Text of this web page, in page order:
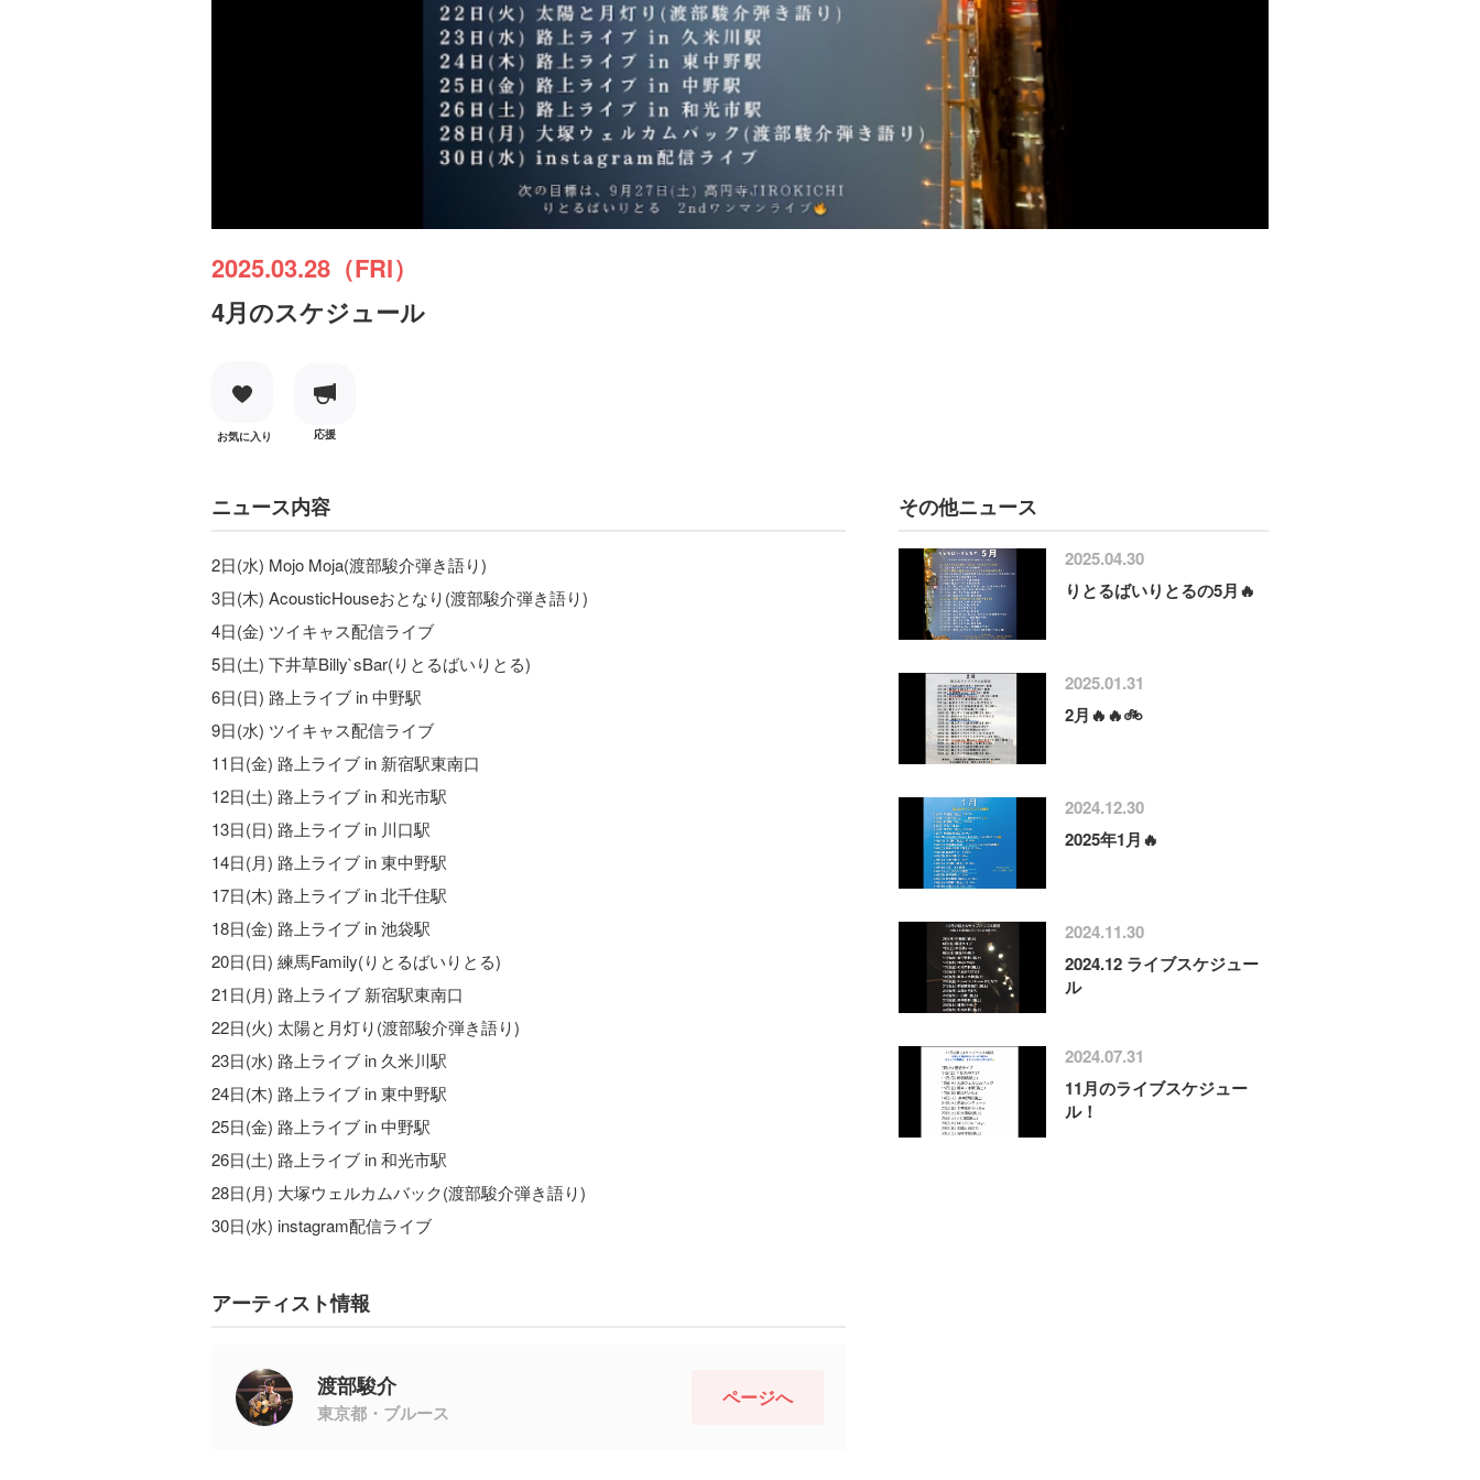
2025.03.28（FRI）
4月のスケジュール
お気に入り 応援
ニュース内容
2日(水) Mojo Moja(渡部駿介弾き語り)
3日(木) AcousticHouseおとなり(渡部駿介弾き語り)
4日(金) ツイキャス配信ライブ
5日(土) 下井草Billy`sBar(りとるばいりとる)
6日(日) 路上ライブ in 中野駅
9日(水) ツイキャス配信ライブ
11日(金) 路上ライブ in 新宿駅東南口
12日(土) 路上ライブ in 和光市駅
13日(日) 路上ライブ in 川口駅
14日(月) 路上ライブ in 東中野駅
17日(木) 路上ライブ in 北千住駅
18日(金) 路上ライブ in 池袋駅
20日(日) 練馬Family(りとるばいりとる)
21日(月) 路上ライブ 新宿駅東南口
22日(火) 太陽と月灯り(渡部駿介弾き語り)
23日(水) 路上ライブ in 久米川駅
24日(木) 路上ライブ in 東中野駅
25日(金) 路上ライブ in 中野駅
26日(土) 路上ライブ in 和光市駅
28日(月) 大塚ウェルカムバック(渡部駿介弾き語り)
30日(水) instagram配信ライブ
アーティスト情報
渡部駿介
東京都・ブルース
ページへ
その他ニュース
2025.04.30
りとるばいりとるの5月🔥
2025.01.31
2月🔥🔥🚲
2024.12.30
2025年1月🔥
2024.11.30
2024.12 ライブスケジュー
ル
2024.07.31
11月のライブスケジュー
ル！